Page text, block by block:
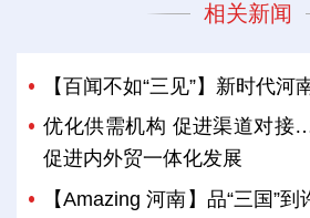
相关新闻
【百闻不如“三见”】新时代河
优化供需机构 促进渠道对
促进内外贸一体化发展
【Amazing 河南】品“三国”到